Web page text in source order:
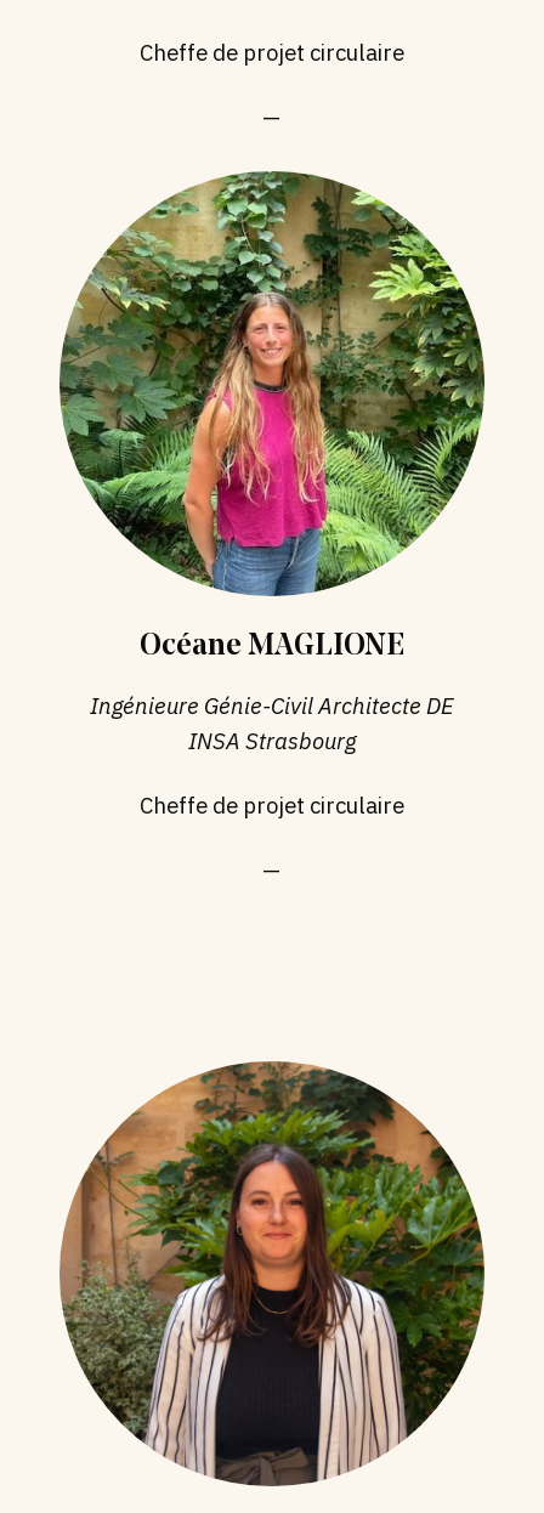
Cheffe de projet circulaire
—
Océane MAGLIONE
Ingénieure Génie-Civil Architecte DE
INSA Strasbourg
Cheffe de projet circulaire
—